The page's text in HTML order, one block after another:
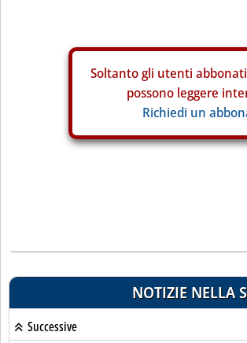
Soltanto gli utenti
possono leggere
Richiedi un
NOTIZIE NELLA
Successive